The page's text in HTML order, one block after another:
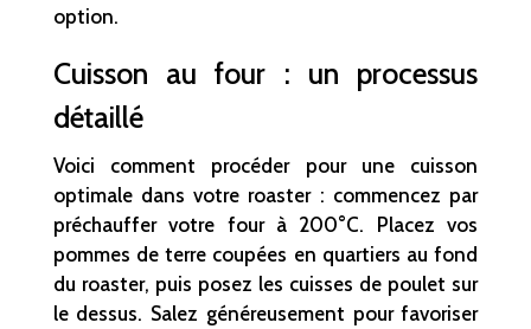
option.
Cuisson au four : un processus
détaillé
Voici comment procéder pour une cuisson
optimale dans votre roaster : commencez par
préchauffer votre four à 200°C. Placez vos
pommes de terre coupées en quartiers au fond
du roaster, puis posez les cuisses de poulet sur
le dessus. Salez généreusement pour favoriser